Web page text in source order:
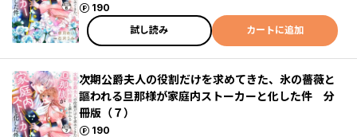
190
ポイント
試し読み
カートに追加
次期公爵夫人の役割だけを求めてきた、氷の薔薇と
謳われる旦那様が家庭内ストーカーと化した件 分
冊版（７）
190
ポイント